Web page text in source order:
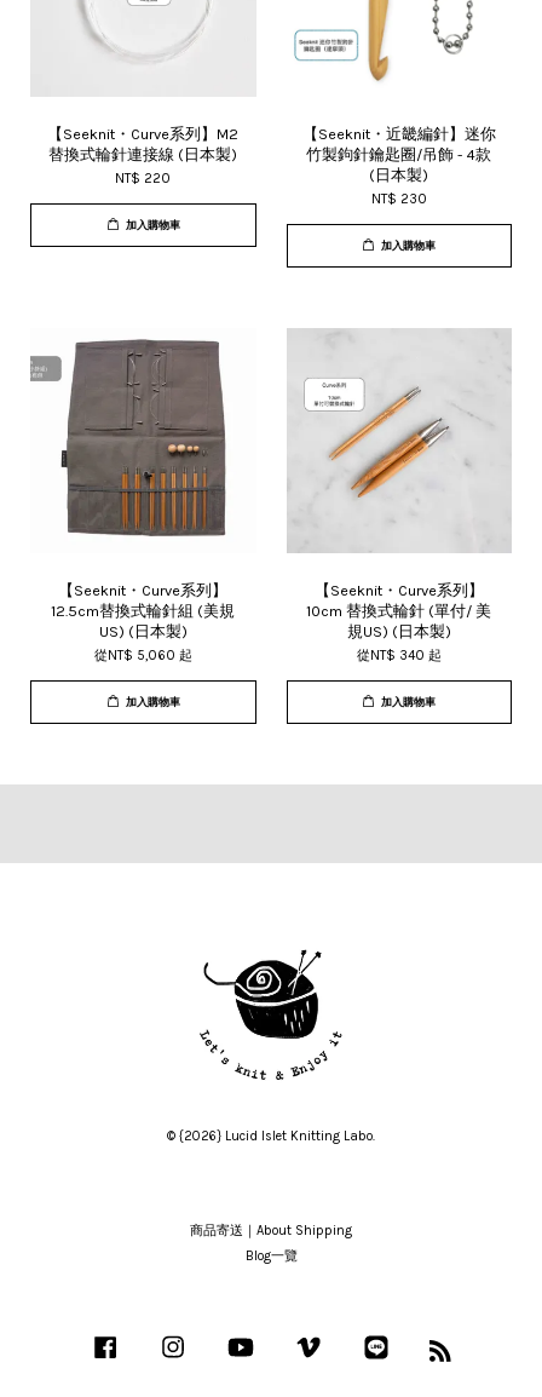
【Seeknit・Curve系列】M2
替換式輪針連接線 (日本製)
NT$ 220
加入購物車
【Seeknit・近畿編針】迷你
竹製鉤針鑰匙圈/吊飾 - 4款
(日本製)
NT$ 230
加入購物車
【Seeknit・Curve系列】
12.5cm替換式輪針組 (美規
US) (日本製)
從NT$ 5,060 起
加入購物車
【Seeknit・Curve系列】
10cm 替換式輪針 (單付/ 美
規US) (日本製)
從NT$ 340 起
加入購物車
© {2026} Lucid Islet Knitting Labo.
商品寄送｜About Shipping
Blog一覽
Facebook Instagram YouTube